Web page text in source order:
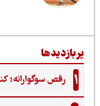
رقص سوگوارانه؛ کنشی